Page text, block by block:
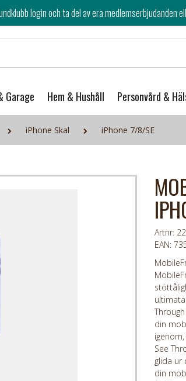
av era medlemserbjudanden eller
Garage Hem & Hushåll Personvård &
iPhone Skal iPhone 7/8/SE
Artnr:
EAN:
din
See
glida ur
din